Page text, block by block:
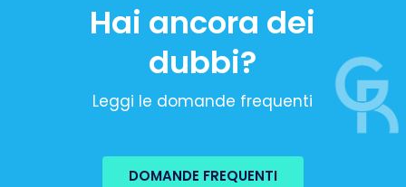
Hai ancora dei
dubbi?
Leggi le domande frequenti
DOMANDE FREQUENTI